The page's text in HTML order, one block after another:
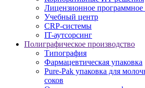
Лицензионное программное
Учебный центр
CRP-системы
IT-аутсорсинг
Полиграфическое производство
Типография
Фармацевтическая упаковка
Pure-Pak упаковка для
соков